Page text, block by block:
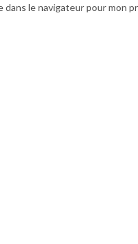
le navigateur pour mon